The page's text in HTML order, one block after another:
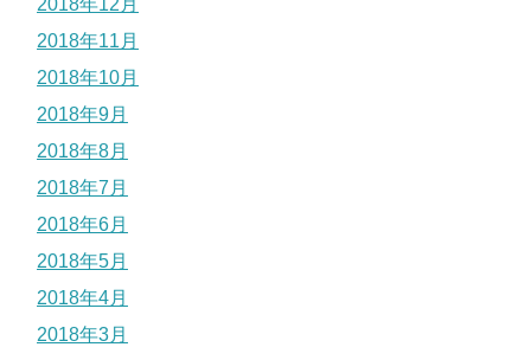
2018年12月
2018年11月
2018年10月
2018年9月
2018年8月
2018年7月
2018年6月
2018年5月
2018年4月
2018年3月